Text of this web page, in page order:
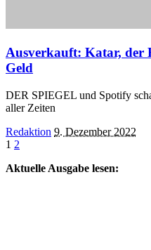
Ausverkauft: Katar, der
Geld
DER SPIEGEL und Spotify
aller Zeiten
Posted
by
Redaktion 9. Dezember 2022
1 2
Aktuelle Ausgabe lesen: